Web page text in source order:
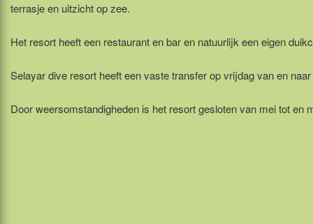
terrasje en uitzicht op zee.
Het resort heeft een restaurant en bar en natuurlijk een eigen
Selayar dive resort heeft een vaste transfer op vrijdag van en
Door weersomstandigheden is het resort gesloten van mei tot en